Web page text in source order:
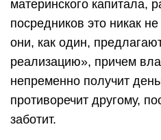
материнского капитала,
посредников это никак
они, как один,
реализацию», причем
непременно получит
противоречит другому,
заботит.